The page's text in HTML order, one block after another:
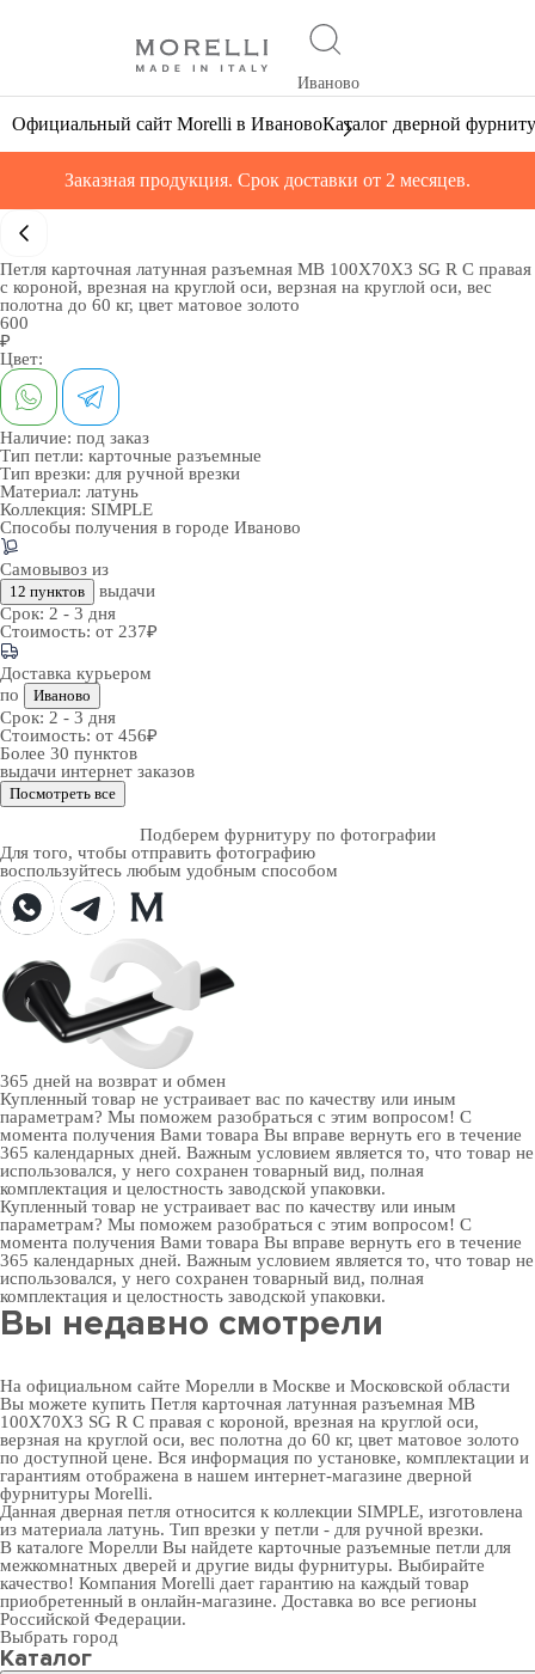
Иваново
Официальный сайт Morelli в ИвановоКаталог дверной
Заказная продукция. Срок доставки от 2 месяцев.
Петля карточная латунная разъемная MB 100X70X3 SG R C правая
с короной, врезная на круглой оси, верзная на круглой оси, вес
полотна до 60 кг, цвет матовое золото
600
₽
Цвет:
Наличие: под заказ
Тип петли: карточные разъемные
Тип врезки: для ручной врезки
Материал: латунь
Коллекция: SIMPLE
Способы получения в городе Иваново
Самовывоз из
12 пунктов
выдачи
Срок: 2 - 3 дня
Стоимость: от 237₽
Доставка курьером
по
Иваново
Срок: 2 - 3 дня
Стоимость: от 456₽
Более 30 пунктов
выдачи интернет заказов
Посмотреть все
Подберем фурнитуру по фотографии
Для того, чтобы отправить фотографию
воспользуйтесь любым удобным способом
365 дней на возврат и обмен
Купленный товар не устраивает вас по качеству или иным
параметрам? Мы поможем разобраться с этим вопросом! С
момента получения Вами товара Вы вправе вернуть его в течение
365 календарных дней. Важным условием является то, что товар не
использовался, у него сохранен товарный вид, полная
комплектация и целостность заводской упаковки.
Купленный товар не устраивает вас по качеству или иным
параметрам? Мы поможем разобраться с этим вопросом! С
момента получения Вами товара Вы вправе вернуть его в течение
365 календарных дней. Важным условием является то, что товар не
использовался, у него сохранен товарный вид, полная
комплектация и целостность заводской упаковки.
Вы недавно смотрели
На официальном сайте Морелли в Москве и Московской области
Вы можете купить Петля карточная латунная разъемная MB
100X70X3 SG R C правая с короной, врезная на круглой оси,
верзная на круглой оси, вес полотна до 60 кг, цвет матовое золото
по доступной цене. Вся информация по установке, комплектации и
гарантиям отображена в нашем интернет-магазине дверной
фурнитуры Morelli.
Данная дверная петля относится к коллекции SIMPLE, изготовлена
из материала латунь. Тип врезки у петли - для ручной врезки.
В каталоге Морелли Вы найдете карточные разъемные петли для
межкомнатных дверей и другие виды фурнитуры. Выбирайте
качество! Компания Morelli дает гарантию на каждый товар
приобретенный в онлайн-магазине. Доставка во все регионы
Российской Федерации.
Выбрать город
Каталог